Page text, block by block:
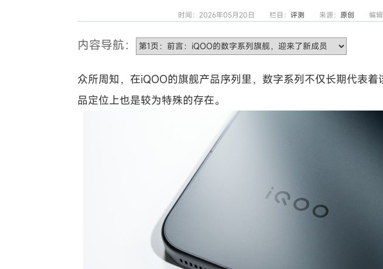
时间：2026年05月20日 栏目： 评测 来源： 原创 编
内容导航：
众所周知，在iQOO的旗舰产品序列里，数字系列不仅长期代表
品定位上也是较为特殊的存在。